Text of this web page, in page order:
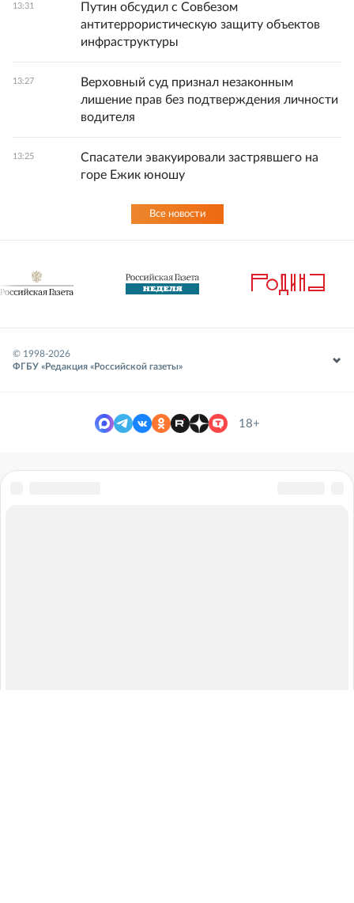
13:31
Путин обсудил с Совбезом
антитеррористическую защиту объектов
инфраструктуры
13:27
Верховный суд признал незаконным
лишение прав без подтверждения личности
водителя
13:25
Спасатели эвакуировали застрявшего на
горе Ежик юношу
Все новости
© 1998-2026
ФГБУ «Редакция «Российской газеты»
18+